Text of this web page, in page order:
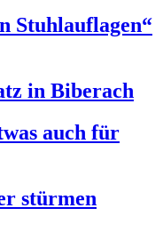
Stuhlauflagen“
in Biberach
auch für
stürmen